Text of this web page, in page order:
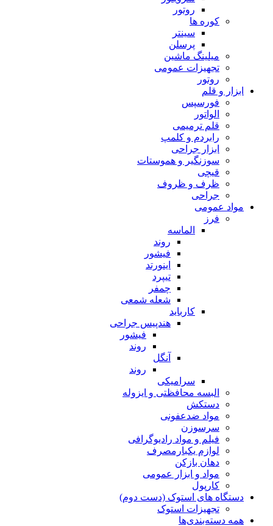
روتور
کوره ها
سینتر
پرسلن
میلینگ ماشین
تجهیزات عمومی
روتور
ابزار و قلم
فورسپس
الواتور
قلم ترمیمی
رابردم و کلمپ
ابزار جراحی
سوزنگیر و هموستات
قیچی
ظرف و ظروف
جراحی
مواد عمومی
فرز
الماسه
روند
فیشور
اینورتد
تیپرد
چمفر
شعله شمعی
کارباید
هندپیس جراحی
فیشور
روند
آنگل
روند
سرامیکی
البسه محافظتی و ایزوله
دستکش
مواد ضدعفونی
سرسوزن
فیلم و مواد رادیوگرافی
لوازم یکبارمصرف
دهان بازکن
مواد و ابزار عمومی
کارپول
دستگاه های استوک (دست دوم)
تجهیزات استوک
همه دسته‌بندی‌ها